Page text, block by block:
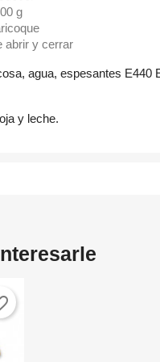
g
abrir y cerrar
agua, espesantes
y leche.